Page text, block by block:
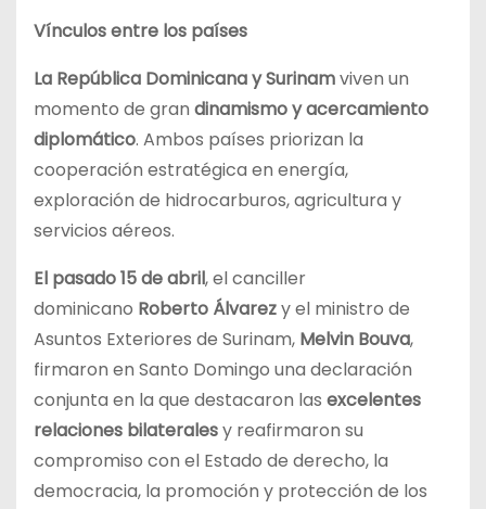
Vínculos entre los países
La República Dominicana y Surinamviven un
momento de gran dinamismo y acercamiento
diplomático. Ambos países priorizan la
cooperación estratégica en energía,
exploración de hidrocarburos, agricultura y
servicios aéreos.
El pasado 15 de abril, el canciller
dominicano Roberto Álvarezy el ministro de
Asuntos Exteriores de Surinam, Melvin Bouva,
firmaron en Santo Domingo una declaración
conjunta en la que destacaron las excelentes
relaciones bilateralesy reafirmaron su
compromiso con el Estado de derecho, la
democracia, la promoción y protección de los